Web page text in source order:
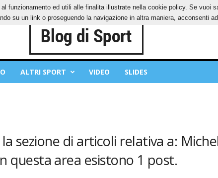
POLICY
ALTRI SPORT VIDEO SLIDES
sezione di articoli relativa a:
questa area esistono 1 post.
ed utili alle finalita illustrate nella cookie policy. Se vuoi
su un link o proseguendo la navigazione in altra maniera, acconsenti